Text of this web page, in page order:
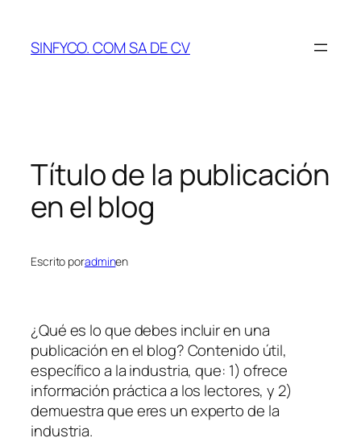
contenido
SINFYCO. COM SA DE CV
Título de la publicación
en el blog
Escrito poradminen
¿Qué es lo que debes incluir en una
publicación en el blog? Contenido útil,
específico a la industria, que: 1) ofrece
información práctica a los lectores, y 2)
demuestra que eres un experto de la
industria.